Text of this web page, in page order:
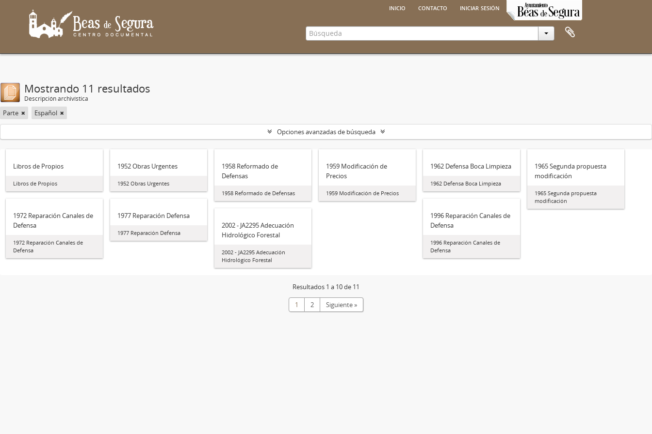
inicio contacto iniciar sesión
Mostrando 11 resultados
Descripción archivística
Parte Español
Opciones avanzadas de búsqueda
Libros de Propios
Libros de Propios
1952 Obras Urgentes
1952 Obras Urgentes
1958 Reformado de
Defensas
1958 Reformado de Defensas
1959 Modificación de
Precios
1959 Modificación de Precios
1962 Defensa Boca Limpieza
1962 Defensa Boca Limpieza
1965 Segunda propuesta
modificación
1965 Segunda propuesta
modificación
1972 Reparación Canales de
Defensa
1972 Reparación Canales de
Defensa
1977 Reparación Defensa
1977 Reparación Defensa
1996 Reparación Canales de
Defensa
1996 Reparación Canales de
Defensa
2002 - JA2295 Adecuación
Hidrológico Forestal
2002 - JA2295 Adecuación
Hidrológico Forestal
Resultados 1 a 10 de 11
1 2 Siguiente »